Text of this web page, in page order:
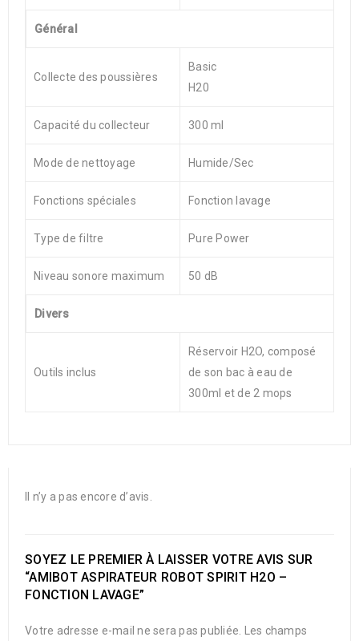
Général
Collecte des poussières
Basic
H20
Capacité du collecteur 300 ml
Mode de nettoyage Humide/Sec
Fonctions spéciales Fonction lavage
Type de filtre Pure Power
Niveau sonore maximum 50 dB
Divers
Outils inclus
Réservoir H2O, composé
de son bac à eau de
300ml et de 2 mops
Il n’y a pas encore d’avis.
SOYEZ LE PREMIER À LAISSER VOTRE AVIS SUR
“AMIBOT ASPIRATEUR ROBOT SPIRIT H2O –
FONCTION LAVAGE”
Votre adresse e-mail ne sera pas publiée. Les champs